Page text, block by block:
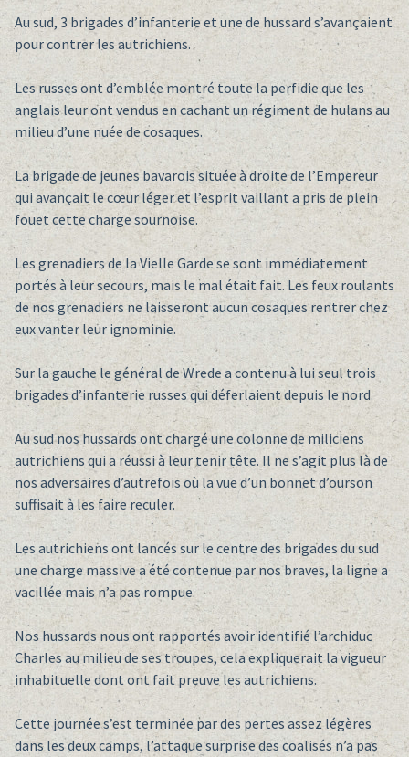
Au sud, 3 brigades d’infanterie et une de hussard s’avançaient
pour contrer les autrichiens.
Les russes ont d’emblée montré toute la perfidie que les
anglais leur ont vendus en cachant un régiment de hulans au
milieu d’une nuée de cosaques.
La brigade de jeunes bavarois située à droite de l’Empereur
qui avançait le cœur léger et l’esprit vaillant a pris de plein
fouet cette charge sournoise.
Les grenadiers de la Vielle Garde se sont immédiatement
portés à leur secours, mais le mal était fait. Les feux roulants
de nos grenadiers ne laisseront aucun cosaques rentrer chez
eux vanter leur ignominie.
Sur la gauche le général de Wrede a contenu à lui seul trois
brigades d’infanterie russes qui déferlaient depuis le nord.
Au sud nos hussards ont chargé une colonne de miliciens
autrichiens qui a réussi à leur tenir tête. Il ne s’agit plus là de
nos adversaires d’autrefois où la vue d’un bonnet d’ourson
suffisait à les faire reculer.
Les autrichiens ont lancés sur le centre des brigades du sud
une charge massive a été contenue par nos braves, la ligne a
vacillée mais n’a pas rompue.
Nos hussards nous ont rapportés avoir identifié l’archiduc
Charles au milieu de ses troupes, cela expliquerait la vigueur
inhabituelle dont ont fait preuve les autrichiens.
Cette journée s’est terminée par des pertes assez légères
dans les deux camps, l’attaque surprise des coalisés n’a pas